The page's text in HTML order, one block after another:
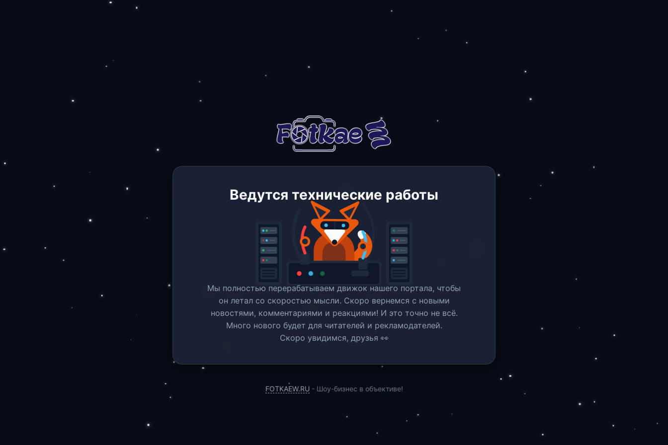
Ведутся технические работы
Мы полностью перерабатываем движок нашего портала, чтобы
он летал со скоростью мысли. Скоро вернемся c новыми
новостями, комментариями и реакциями! И это точно не всё.
Много нового будет для читателей и рекламодателей.
Скоро увидимся, друзья 👀
FOTKAEW.RU - Шоу-бизнес в объективе!